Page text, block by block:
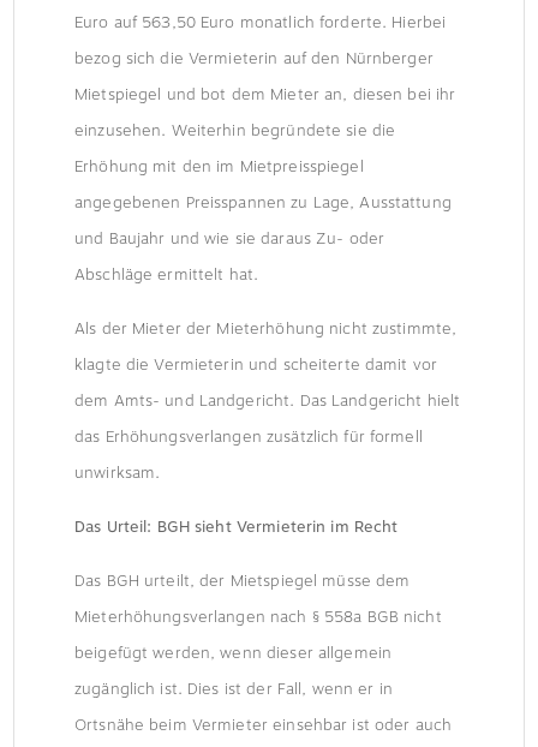
Euro auf 563,50 Euro monatlich forderte. Hierbei
bezog sich die Vermieterin auf den Nürnberger
Mietspiegel und bot dem Mieter an, diesen bei ihr
einzusehen. Weiterhin begründete sie die
Erhöhung mit den im Mietpreisspiegel
angegebenen Preisspannen zu Lage, Ausstattung
und Baujahr und wie sie daraus Zu- oder
Abschläge ermittelt hat.
Als der Mieter der Mieterhöhung nicht zustimmte,
klagte die Vermieterin und scheiterte damit vor
dem Amts- und Landgericht. Das Landgericht hielt
das Erhöhungsverlangen zusätzlich für formell
unwirksam.
Das Urteil: BGH sieht Vermieterin im Recht
Das BGH urteilt, der Mietspiegel müsse dem
Mieterhöhungsverlangen nach § 558a BGB nicht
beigefügt werden, wenn dieser allgemein
zugänglich ist. Dies ist der Fall, wenn er in
Ortsnähe beim Vermieter einsehbar ist oder auch